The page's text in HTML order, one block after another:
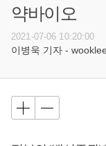
약바이오
2021-07-06 10:20:00
이병욱 기자 -